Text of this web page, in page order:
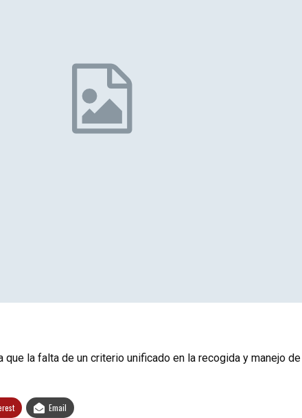
la falta de un criterio unificado en la recogida y manejo
Email